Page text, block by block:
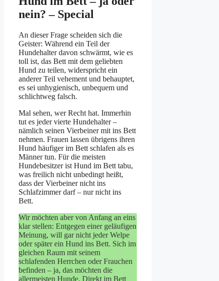
nein? – Special
An dieser Frage scheiden sich die
Geister: Während ein Teil der
Hundehalter davon schwärmt, wie es
toll ist, das Bett mit dem geliebten
Hund zu teilen, widerspricht ein
anderer Teil vehement und behauptet,
es sei unhygienisch, unbequem und
schlichtweg falsch.
Mal sehen, wer Recht hat. Immerhin
tut es jeder vierte Hundehalter –
nämlich seinen Vierbeiner mit ins Bett
nehmen. Frauen lassen übrigens ihren
Hund häufiger im Bett schlafen als es
Männer tun. Für die meisten
Hundebesitzer ist Hund im Bett tabu,
was freilich nicht unbedingt heißt,
dass der Vierbeiner nicht ins
Schlafzimmer darf – nur nicht ins
Bett.
Wir möchten aber von Anfang an eins
klar stellen: Entgegen einer geläufigen
Meinung, will gar nicht jeder Welpe
oder später ein Hund ins Bett. Sich im
gleichen Raum mit seinem
schlafenden Herrchen oder Frauchen
befinden – ja, das möchten die
allermeisten Hunde. Direkt im Bett